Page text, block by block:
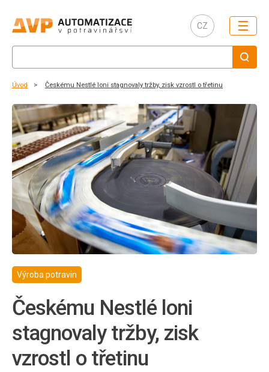
CZ ☰
Úvod Českému Nestlé loni stagnovaly tržby, zisk vzrostl o třetinu
Výroba potravin
Českému Nestlé loni
stagnovaly tržby, zisk
vzrostl o třetinu